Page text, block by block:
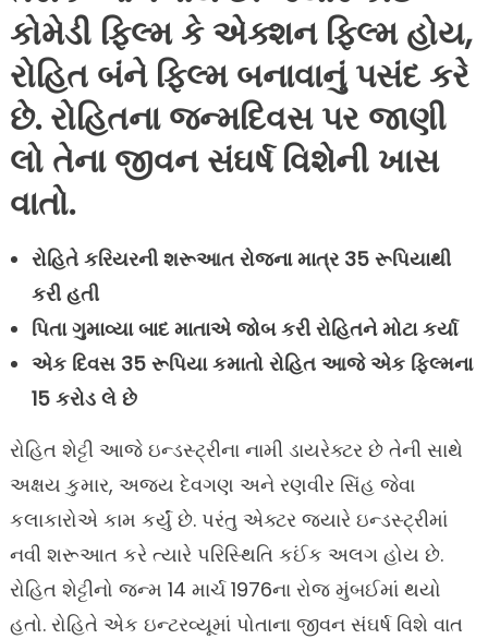
કોમેડી ફિલ્મ કે એક્શન ફિલ્મ હોય,
રોહિત બંને ફિલ્મ બનાવાનું પસંદ કરે
છે. રોહિતના જન્મદિવસ પર જાણી
લો તેના જીવન સંઘર્ષ વિશેની ખાસ
વાતો.
રોહિતે કરિયરની શરૂઆત રોજના માત્ર 35 રૂપિયાથી
કરી હતી
પિતા ગુમાવ્યા બાદ માતાએ જોબ કરી રોહિતને મોટા કર્યા
એક દિવસ 35 રૂપિયા કમાતો રોહિત આજે એક ફિલ્મના
15 કરોડ લે છે
રોહિત શેટ્ટી આજે ઇન્ડસ્ટ્રીના નામી ડાયરેક્ટર છે તેની સાથે
અક્ષય કુમાર, અજય દેવગણ અને રણવીર સિંહ જેવા
કલાકારોએ કામ કર્યું છે. પરંતુ એક્ટર જયારે ઇન્ડસ્ટ્રીમાં
નવી શરૂઆત કરે ત્યારે પરિસ્થિતિ કઈંક અલગ હોય છે.
રોહિત શેટ્ટીનો જન્મ 14 માર્ચ 1976ના રોજ મુંબઈમાં થયો
હતો. રોહિતે એક ઇન્ટરવ્યૂમાં પોતાના જીવન સંઘર્ષ વિશે વાત